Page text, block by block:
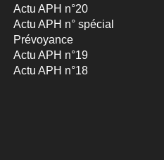
Actu APH n°20
Actu APH n° spécial
Prévoyance
Actu APH n°19
Actu APH n°18